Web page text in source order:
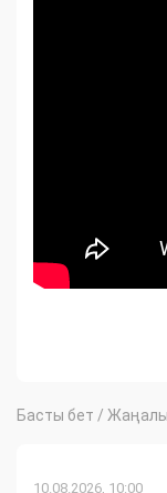
Басты бет /
10.08.2026, 10:00